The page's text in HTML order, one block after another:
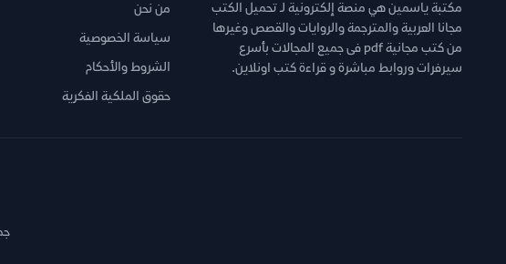
مكتبة ياسمين هي منصة إلكترونية لـ تحميل الكتب
مجانا العربية والمترجمة والروايات والقصص وغيرها
من كتب مجانية pdf فى جميع المجالات بأسرع
سيرفرات وروابط مباشرة و قراءة كتب اونلاين.
من نحن
سياسة الخصوصية
الشروط والأحكام
حقوق الملكية الفكرية